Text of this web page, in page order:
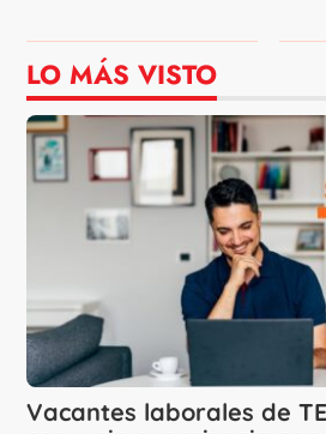
LO MÁS VISTO
Vacantes laborales de